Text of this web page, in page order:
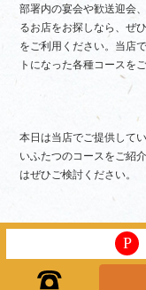
部署内の宴会や歓送迎会
るお店をお探しなら、ぜ
をご利用ください。当店
トになった各種コースを
本日は当店でご提供して
いふたつのコースをご紹
はぜひご検討ください。
バランスが良く使
P